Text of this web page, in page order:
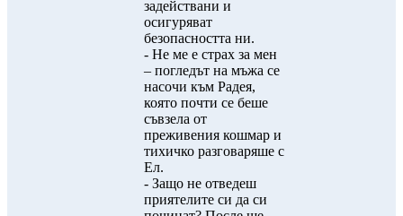
задействани и
осигуряват
безопасността ни.
- Не ме е страх за мен
– погледът на мъжа се
насочи към Радея,
която почти се беше
съвзела от
преживения кошмар и
тихичко разговаряше с
Ел.
- Защо не отведеш
приятелите си да си